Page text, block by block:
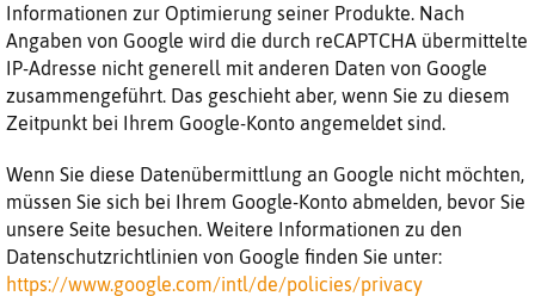
Informationen zur Optimierung seiner Produkte. Nach
Angaben von Google wird die durch reCAPTCHA übermittelte
IP-Adresse nicht generell mit anderen Daten von Google
zusammengeführt. Das geschieht aber, wenn Sie zu diesem
Zeitpunkt bei Ihrem Google-Konto angemeldet sind.
Wenn Sie diese Datenübermittlung an Google nicht möchten,
müssen Sie sich bei Ihrem Google-Konto abmelden, bevor Sie
unsere Seite besuchen. Weitere Informationen zu den
Datenschutzrichtlinien von Google finden Sie unter:
https://www.google.com/intl/de/policies/privacy